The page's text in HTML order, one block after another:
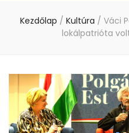
Kezdőlap / Kultúra / Váci
lokálpatrióta